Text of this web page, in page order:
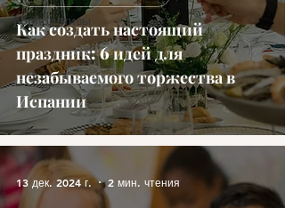
Корпоративы
Как создать настоящий
праздник: 6 идей для
незабываемого торжества в
Испании
13 дек. 2024 г. 2 мин. чтения